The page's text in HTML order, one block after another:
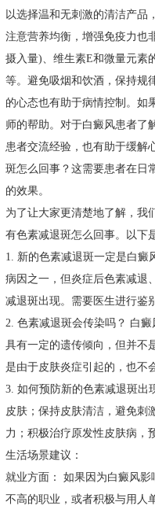
以选择温和无刺激的清洁产品
注意营养均衡，增强免疫力也
摄入量)、维生素E和微量元素
等。避免吸烟和饮酒，保持规
的心态也有助于病情控制。如
师的帮助。对于白癜风患者了
患者交流经验，也有助于缓解
斑怎么回事？这需要患者在日
的效果。
为了让大家更清楚地了解，我
有色素减退斑怎么回事。以下
1. 新的色素减退斑一定是白癜
病因之一，但炎症后色素减退
减退斑出现。需要医生进行鉴
2. 色素减退斑会传染吗？ 白
具有一定的遗传倾向，但并不
是由于皮肤炎症引起的，也不
3. 如何预防新的色素减退斑出
皮肤；保持皮肤清洁，避免刺
力；积极治疗原发性皮肤病，
生活场景建议：
就业方面： 如果因为白癜风
不高的职业，或者积极与用人